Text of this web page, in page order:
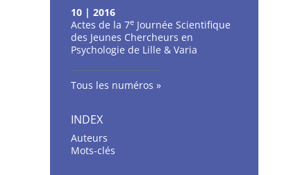
10 | 2016
Actes de la 7e Journée Scientifique
des Jeunes Chercheurs en
Psychologie de Lille & Varia
Tous les numéros
INDEX
Auteurs
Mots-clés